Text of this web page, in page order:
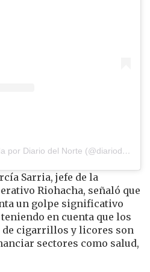
Una publicación compartida por Diario del Norte (@diariodelnorte)
Sarria, jefe de la
Riohacha, señaló que
un golpe significativo
en cuenta que los
cigarrillos y licores son
sectores como salud,